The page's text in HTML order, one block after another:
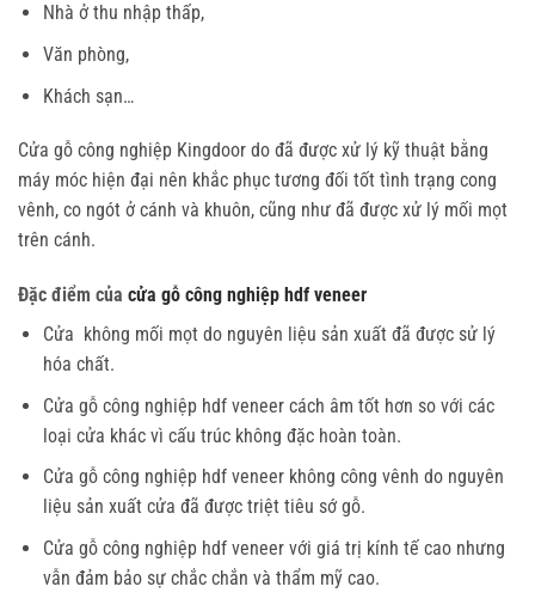
Nhà ở thu nhập thấp,
Văn phòng,
Khách sạn…
Cửa gỗ công nghiệp Kingdoor do đã được xử lý kỹ thuật bằng
máy móc hiện đại nên khắc phục tương đối tốt tình trạng cong
vênh, co ngót ở cánh và khuôn, cũng như đã được xử lý mối mọt
trên cánh.
Đặc điểm của cửa gỗ công nghiệp hdf veneer
Cửa không mối mọt do nguyên liệu sản xuất đã được sử lý
hóa chất.
Cửa gỗ công nghiệp hdf veneercách âm tốt hơn so với các
loại cửa khác vì cấu trúc không đặc hoàn toàn.
Cửa gỗ công nghiệp hdf veneerkhông công vênh do nguyên
liệu sản xuất cửa đã được triệt tiêu sớ gỗ.
Cửa gỗ công nghiệp hdf veneervới giá trị kính tế cao nhưng
vẫn đảm bảo sự chắc chắn và thẩm mỹ cao.